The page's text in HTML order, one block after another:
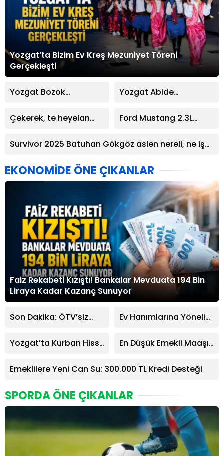
Yozgat’ta Bizim Ev Kreş Mezuniyet Töreni
Gerçekleşti
Yozgat Bozok
Prof. Dr. Evren Yaşar,
2030’a Doğru
Toplantısına Katıldı
Yozgat Abide
Paniği: Maddi Hasar
Meydana Geldi
Çekerek, te heyelan
Ford Mustang 2.3L
Sorunları ve Sık
Karşılaşılan Arızaları
Survivor 2025 Batuhan Gökgöz aslen nereli, ne iş
EKONOMİDE ÖNE ÇIKANLAR
Faiz Rekabeti Kızıştı! Bankalar Mevduata 194 Bin
Liraya Kadar Kazanç Sunuyor
Son Dakika: ÖTV’siz
Değişiklik! Engelliler İçin
Yeni Kural ve Yükselen
Ev Hanımlarına Yönelik
Detayları Netleşiyor
Yozgat’ta Kurban Hisse
Fiyatlar
En Düşük Emekli Maaşı
Asgari Ücret Seviyesine
Emeklilere Yeni Can Su: 300.000 TL Kredi Desteği
SPORDA ÖNE ÇIKANLAR